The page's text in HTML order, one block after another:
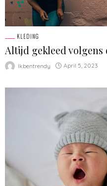
KLEDING
Altijd gekleed volgens
Ikbentrendy April 5, 2023